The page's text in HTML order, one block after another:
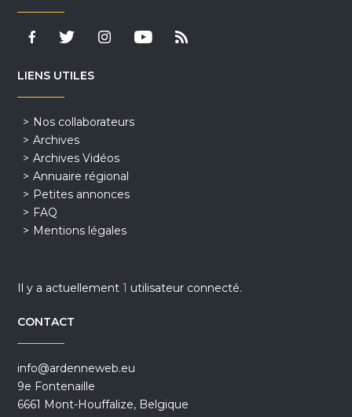
LIENS UTILES
Nos collaborateurs
Archives
Archives Vidéos
Annuaire régional
Petites annonces
FAQ
Mentions légales
Il y a actuellement1 utilisateur connecté.
CONTACT
info@ardenneweb.eu
9e Fontenaille
6661 Mont-Houffalize, Belgique